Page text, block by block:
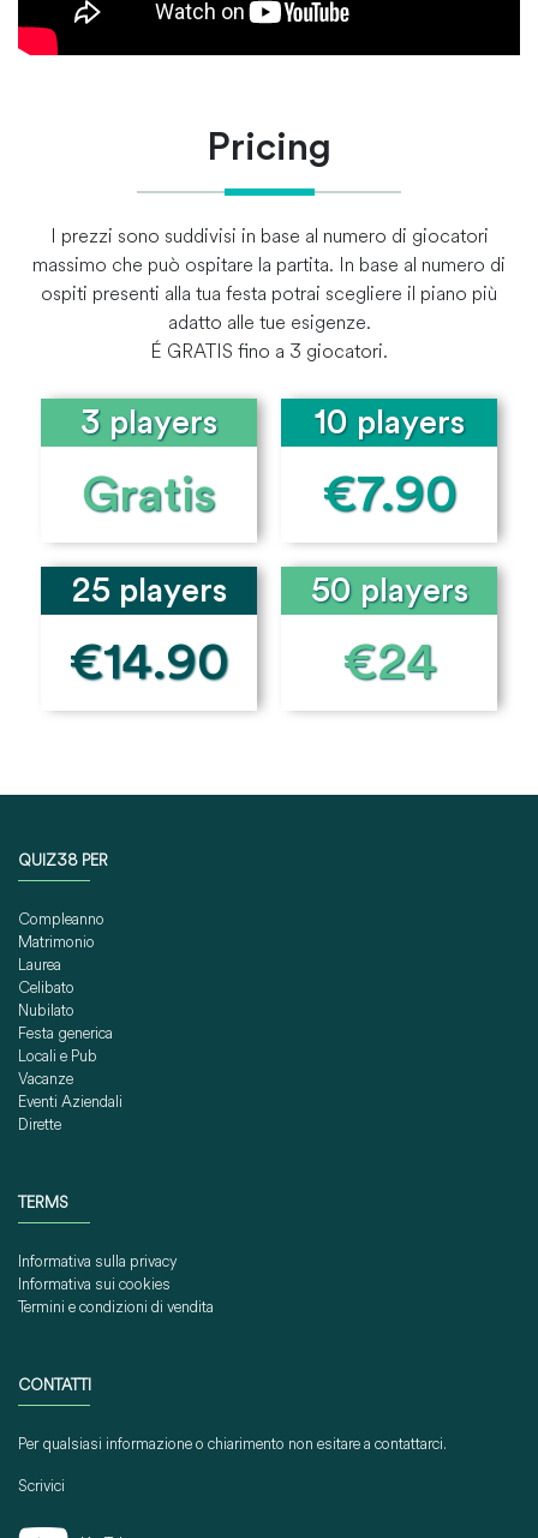
Pricing
I prezzi sono suddivisi in base al numero di giocatori
massimo che può ospitare la partita. In base al numero di
ospiti presenti alla tua festa potrai scegliere il piano più
adatto alle tue esigenze.
É GRATIS fino a 3 giocatori.
3 players
Gratis
10 players
€7.90
25 players
€14.90
50 players
€24
QUIZ38 PER
Compleanno
Matrimonio
Laurea
Celibato
Nubilato
Festa generica
Locali e Pub
Vacanze
Eventi Aziendali
Dirette
TERMS
Informativa sulla privacy
Informativa sui cookies
Termini e condizioni di vendita
CONTATTI
Per qualsiasi informazione o chiarimento non esitare a contattarci.
Scrivici